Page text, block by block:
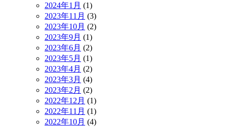
2024年1月 (1)
2023年11月 (3)
2023年10月 (2)
2023年9月 (1)
2023年6月 (2)
2023年5月 (1)
2023年4月 (2)
2023年3月 (4)
2023年2月 (2)
2022年12月 (1)
2022年11月 (1)
2022年10月 (4)